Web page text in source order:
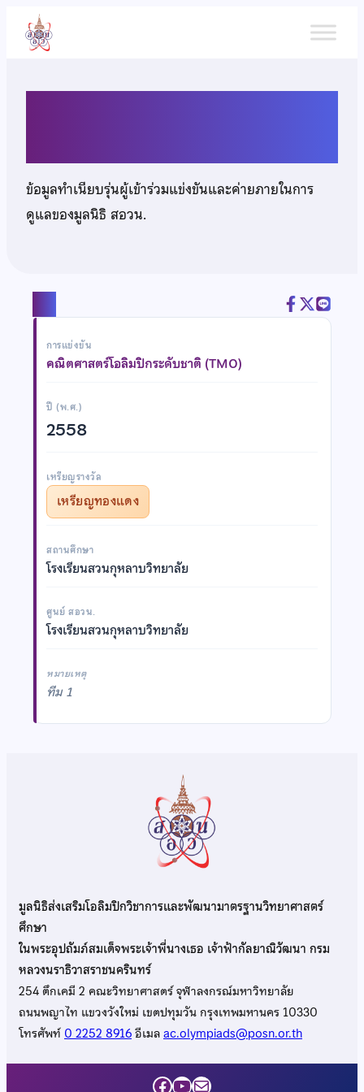
เนื้อหา
ข้อมูลทำเนียบรุ่นผู้เข้าร่วมแข่งขันและค่ายภายในการ
ดูแลของมูลนิธิ สอวน.
การแข่งขัน
คณิตศาสตร์โอลิมปิกระดับชาติ (TMO)
ปี (พ.ศ.)
2558
เหรียญรางวัล
เหรียญทองแดง
สถานศึกษา
โรงเรียนสวนกุหลาบวิทยาลัย
ศูนย์ สอวน.
โรงเรียนสวนกุหลาบวิทยาลัย
หมายเหตุ
ทีม 1
มูลนิธิส่งเสริมโอลิมปิกวิชาการและพัฒนามาตรฐานวิทยาศาสตร์
ศึกษา
ในพระอุปถัมภ์สมเด็จพระเจ้าพี่นางเธอ เจ้าฟ้ากัลยาณิวัฒนา กรม
หลวงนราธิวาสราชนครินทร์
254 ตึกเคมี 2 คณะวิทยาศาสตร์ จุฬาลงกรณ์มหาวิทยาลัย
ถนนพญาไท แขวงวังใหม่ เขตปทุมวัน กรุงเทพมหานคร 10330
โทรศัพท์0 2252 8916อีเมลac.olympiads@posn.or.th
Facebook
YouTube
Mail